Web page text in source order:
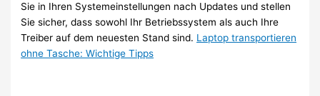
Sie in Ihren Systemeinstellungen nach Updates und stellen
Sie sicher, dass sowohl Ihr Betriebssystem als auch Ihre
Treiber auf dem neuesten Stand sind. Laptop transportieren
ohne Tasche: Wichtige Tipps